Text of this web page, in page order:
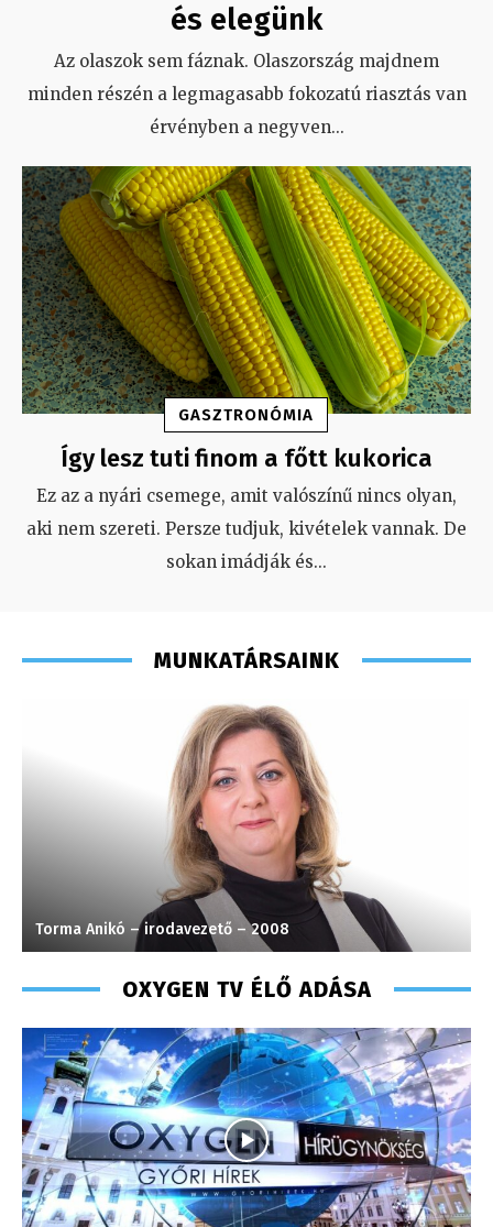
és elegünk
Az olaszok sem fáznak. Olaszország majdnem
minden részén a legmagasabb fokozatú riasztás van
érvényben a negyven...
GASZTRONÓMIA
Így lesz tuti finom a főtt kukorica
Ez az a nyári csemege, amit valószínű nincs olyan,
aki nem szereti. Persze tudjuk, kivételek vannak. De
sokan imádják és...
MUNKATÁRSAINK
Kőműves Krisztián – programozó, technikus
OXYGEN TV ÉLŐ ADÁSA